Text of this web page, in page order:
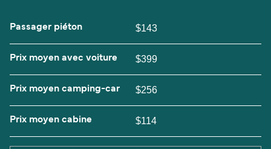
Passager piéton $143
Prix moyen avec voiture $399
Prix moyen camping-car $256
Prix moyen cabine $114